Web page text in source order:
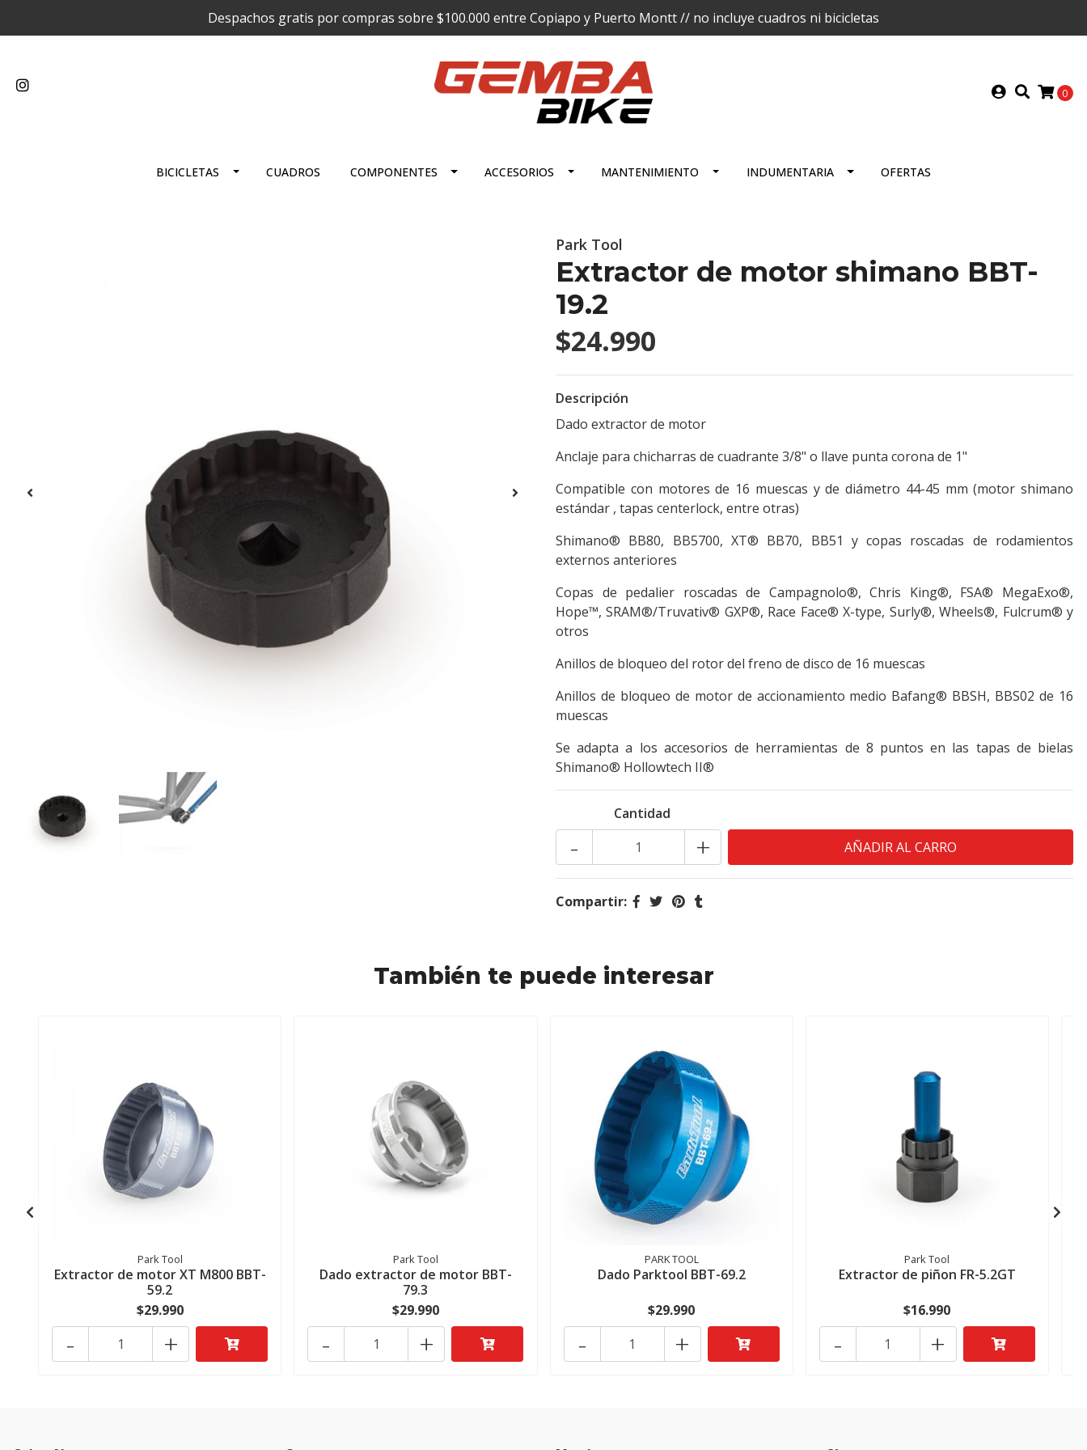
Despachos gratis por compras sobre $100.000 entre Copiapo y Puerto Montt // no incluye cuadros ni bicicletas
0
BICICLETAS CUADROS COMPONENTES ACCESORIOS MANTENIMIENTO INDUMENTARIA OFERTAS
Park Tool
Extractor de motor shimano BBT-
19.2
$24.990
Descripción
Dado extractor de motor
Anclaje para chicharras de cuadrante 3/8" o llave punta corona de 1"
Compatible con motores de 16 muescas y de diámetro 44-45 mm (motor shimano
estándar , tapas centerlock, entre otras)
Shimano® BB80, BB5700, XT® BB70, BB51 y copas roscadas de rodamientos
externos anteriores
Copas de pedalier roscadas de Campagnolo®, Chris King®, FSA® MegaExo®,
Hope™, SRAM®/Truvativ® GXP®, Race Face® X-type, Surly®, Wheels®, Fulcrum® y
otros
Anillos de bloqueo del rotor del freno de disco de 16 muescas
Anillos de bloqueo de motor de accionamiento medio Bafang® BBSH, BBS02 de 16
muescas
Se adapta a los accesorios de herramientas de 8 puntos en las tapas de bielas
Shimano® Hollowtech II®
Cantidad
+
-
Compartir:
También te puede interesar
Park Tool
Extractor de motor XT M800 BBT-
59.2
$29.990
+
-
Park Tool
Dado extractor de motor BBT-
79.3
$29.990
+
-
PARK TOOL
Dado Parktool BBT-69.2
$29.990
+
-
Park Tool
Extractor de piñon FR-5.2GT
$16.990
+
-